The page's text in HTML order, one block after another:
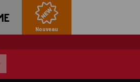
Nouveau